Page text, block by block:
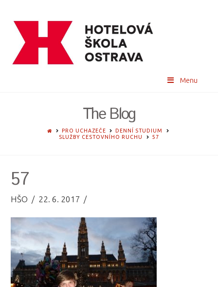
Menu
The Blog
HOMEPRO UCHAZEČE
DENNÍ STUDIUM
SLUŽBY CESTOVNÍHO RUCHU
57
57
HŠO 22. 6. 2017